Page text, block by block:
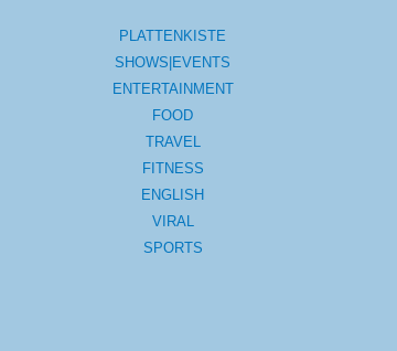
PLATTENKISTE
SHOWS|EVENTS
ENTERTAINMENT
FOOD
TRAVEL
FITNESS
ENGLISH
VIRAL
SPORTS